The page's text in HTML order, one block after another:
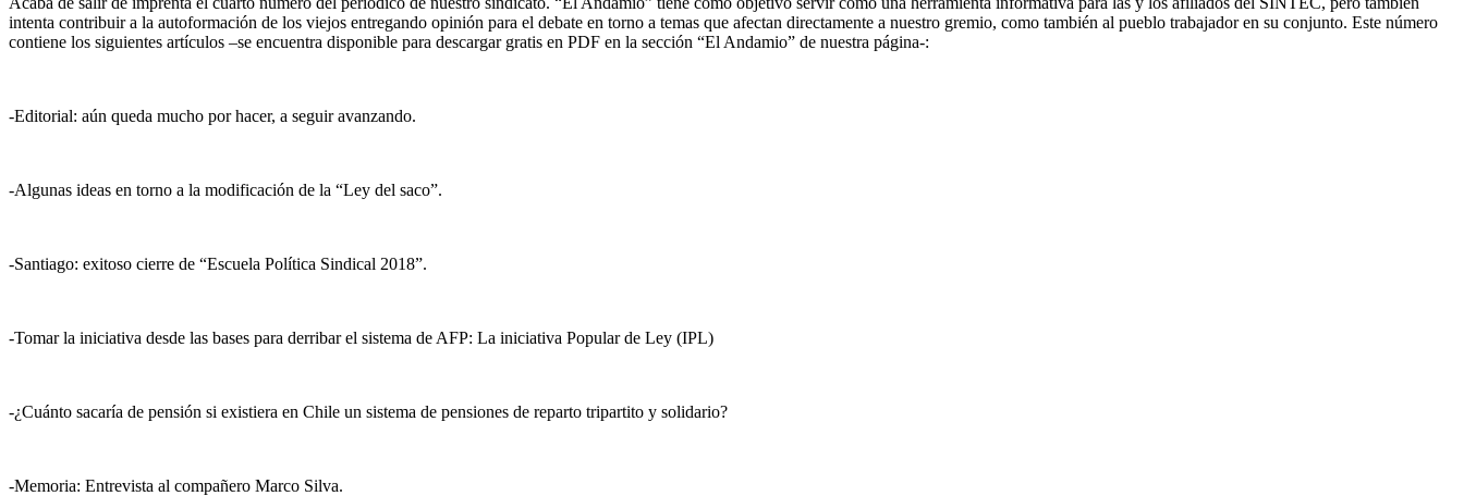
intenta contribuir a la autoformación de los viejos entregando opinión para el debate en torno a temas que afectan directamente a nuestro gremio, como también al pueblo trabajador en su conjunto. Este número
contiene los siguientes artículos –se encuentra disponible para descargar gratis en PDF en la sección “El Andamio” de nuestra página-:
-Editorial: aún queda mucho por hacer, a seguir avanzando.
-Algunas ideas en torno a la modificación de la “Ley del saco”.
-Santiago: exitoso cierre de “Escuela Política Sindical 2018”.
-Tomar la iniciativa desde las bases para derribar el sistema de AFP: La iniciativa Popular de Ley (IPL)
-¿Cuánto sacaría de pensión si existiera en Chile un sistema de pensiones de reparto tripartito y solidario?
-Memoria: Entrevista al compañero Marco Silva.